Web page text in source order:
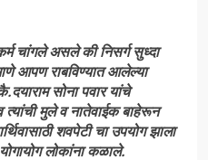
चांगले असले की निसर्ग सुध्दा
आपण राबविण्यात आलेल्या
सोना पवार यांचे
त्यांची मुले व नातेवाईक बाहेरून
शवपेटी चा उपयोग झाला
लोकांना कळाले.